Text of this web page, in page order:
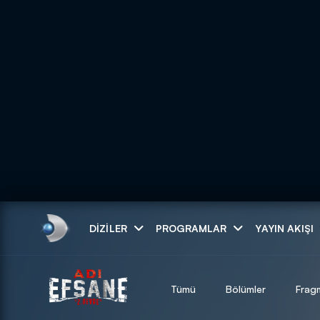
DIZILER PROGRAMLAR YAYIN AKIŞI
Tümü Bölümler